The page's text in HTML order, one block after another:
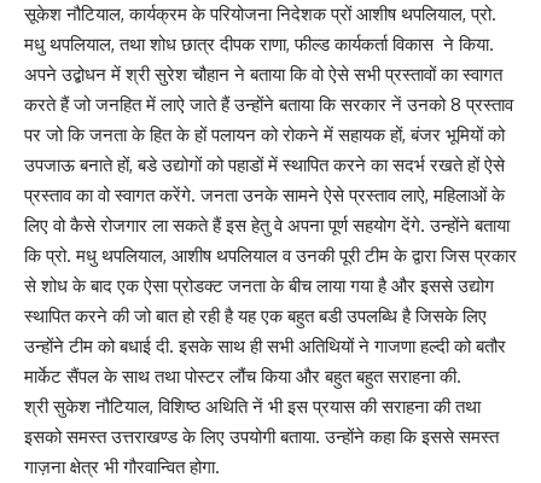
सूकेश नौटियाल, कार्यक्रम के परियोजना निदेशक प्रों आशीष थपलियाल, प्रो.
मधु थपलियाल, तथा शोध छात्र दीपक राणा, फील्ड कार्यकर्ता विकास ने किया.
अपने उद्बोधन में श्री सुरेश चौहान ने बताया कि वो ऐसे सभी प्रस्तावों का स्वागत
करते हैं जो जनहित में लाऐ जाते हैं उन्होंने बताया कि सरकार नें उनको 8 प्रस्ताव
पर जो कि जनता के हित के हों पलायन को रोकने में सहायक हों, बंजर भूमियों को
उपजाऊ बनाते हों, बडे उद्योगों को पहाडों में स्थापित करने का सदर्भ रखते हों ऐसे
प्रस्ताव का वो स्वागत करेंगे. जनता उनके सामने ऐसे प्रस्ताव लाऐ, महिलाओं के
लिए वो कैसे रोजगार ला सकते हैं इस हेतु वे अपना पूर्ण सहयोग देंगे. उन्होंने बताया
कि प्रो. मधु थपलियाल, आशीष थपलियाल व उनकी पूरी टीम के द्वारा जिस प्रकार
से शोध के बाद एक ऐसा प्रोडक्ट जनता के बीच लाया गया है और इससे उद्योग
स्थापित करने की जो बात हो रही है यह एक बहुत बडी उपलब्धि है जिसके लिए
उन्होंने टीम को बधाई दी. इसके साथ ही सभी अतिथियों ने गाजणा हल्दी को बतौर
मार्केट सैंपल के साथ तथा पोस्टर लौंच किया और बहुत बहुत सराहना की.
श्री सुकेश नौटियाल, विशिष्ठ अथिति नें भी इस प्रयास की सराहना की तथा
इसको समस्त उत्तराखण्ड के लिए उपयोगी बताया. उन्होंने कहा कि इससे समस्त
गाज़ना क्षेत्र भी गौरवान्वित होगा.